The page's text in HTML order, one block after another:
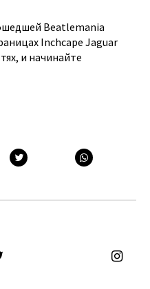
Beatlemania
Inchcape Jaguar
и начинайте